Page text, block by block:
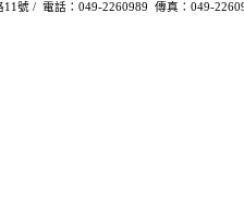
11號 / 電話：049-2260989 傳真：049-